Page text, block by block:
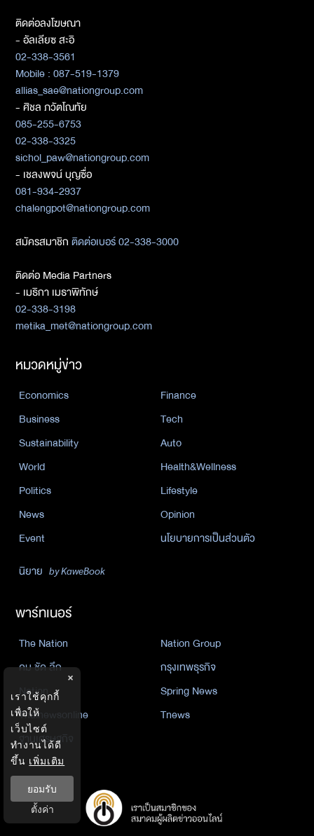
ติดต่อลงโฆษณา
- อัลเลียซ สะอิ
02-338-3561
Mobile : 087-519-1379
allias_sae@nationgroup.com
- ศิชล ภวัตโณทัย
085-255-6753
02-338-3325
sichol_paw@nationgroup.com
- เชลงพจน์ บุญซื่อ
081-934-2937
chalengpot@nationgroup.com
สมัครสมาชิกติดต่อเบอร์ 02-338-3000
ติดต่อ Media Partners
- เมธิกา เมธาพิทักษ์
02-338-3198
metika_met@nationgroup.com
หมวดหมู่ข่าว
Economics
Finance
Business
Tech
Sustainability
Auto
World
Health&Wellness
Politics
Lifestyle
News
Opinion
Event
นโยบายการเป็นส่วนตัว
นิยาย by KaweBook
พาร์ทเนอร์
The Nation
Nation Group
คม ชัด ลึก
กรุงเทพธุรกิจ
Nation
Spring News
Thainewsonline
Tnews
ฐานเศรษฐกิจ
×
เราใช้คุกกี้
เพื่อให้
เว็บไซต์
ทำงานได้ดี
ขึ้น เพิ่มเติม
ยอมรับ
ตั้งค่า